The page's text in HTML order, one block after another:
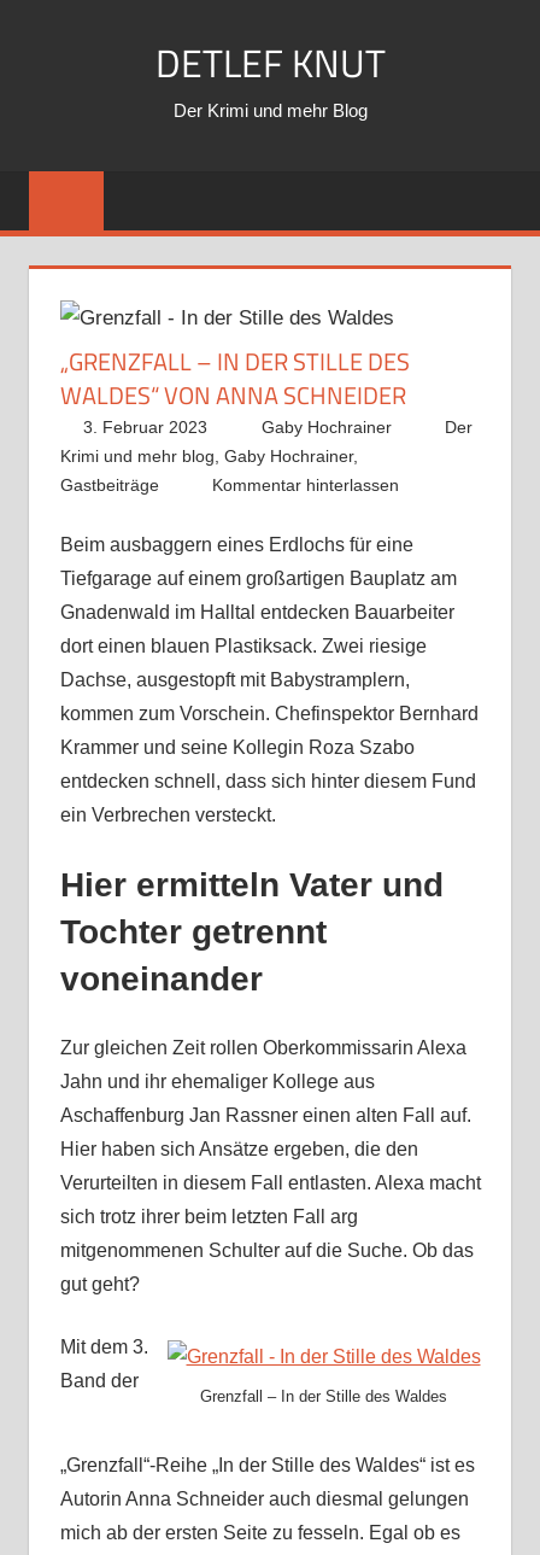
DETLEF KNUT
Der Krimi und mehr Blog
„GRENZFALL – IN DER STILLE DES
WALDES“ VON ANNA SCHNEIDER
3. Februar 2023 Gaby Hochrainer
Der
Krimi und mehr blog, Gaby Hochrainer,
Gastbeiträge
Kommentar hinterlassen
Beim ausbaggern eines Erdlochs für eine
Tiefgarage auf einem großartigen Bauplatz am
Gnadenwald im Halltal entdecken Bauarbeiter
dort einen blauen Plastiksack. Zwei riesige
Dachse, ausgestopft mit Babystramplern,
kommen zum Vorschein. Chefinspektor Bernhard
Krammer und seine Kollegin Roza Szabo
entdecken schnell, dass sich hinter diesem Fund
ein Verbrechen versteckt.
Hier ermitteln Vater und
Tochter getrennt
voneinander
Zur gleichen Zeit rollen Oberkommissarin Alexa
Jahn und ihr ehemaliger Kollege aus
Aschaffenburg Jan Rassner einen alten Fall auf.
Hier haben sich Ansätze ergeben, die den
Verurteilten in diesem Fall entlasten. Alexa macht
sich trotz ihrer beim letzten Fall arg
mitgenommenen Schulter auf die Suche. Ob das
gut geht?
Grenzfall – In der Stille des Waldes
Mit dem 3.
Band der
„Grenzfall“-Reihe „In der Stille des Waldes“ ist es
Autorin Anna Schneider auch diesmal gelungen
mich ab der ersten Seite zu fesseln. Egal ob es